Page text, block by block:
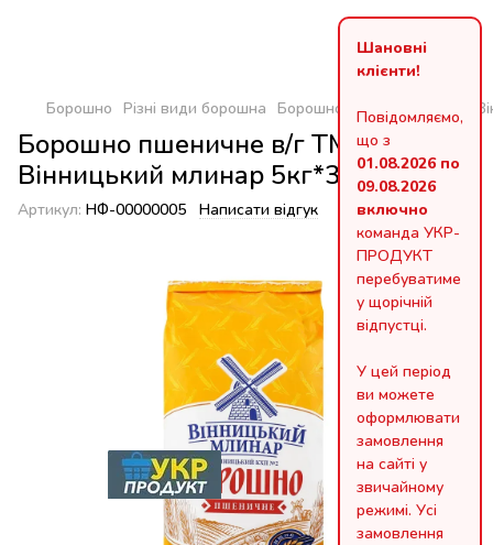
Шановні
клієнти!
Повідомляємо,
що з
01.08.2026 по
09.08.2026
включно
команда УКР-
ПРОДУКТ
перебуватиме
у щорічній
відпустці.
У цей період
ви можете
оформлювати
замовлення
на сайті у
звичайному
режимі. Усі
замовлення
Борошно Різні види борошна Борошно пшеничне в/г ТМ
Борошно пшеничне в/г ТМ
Вінницький млинар 5кг*3шт
Артикул: НФ-00000005 Написати відгук